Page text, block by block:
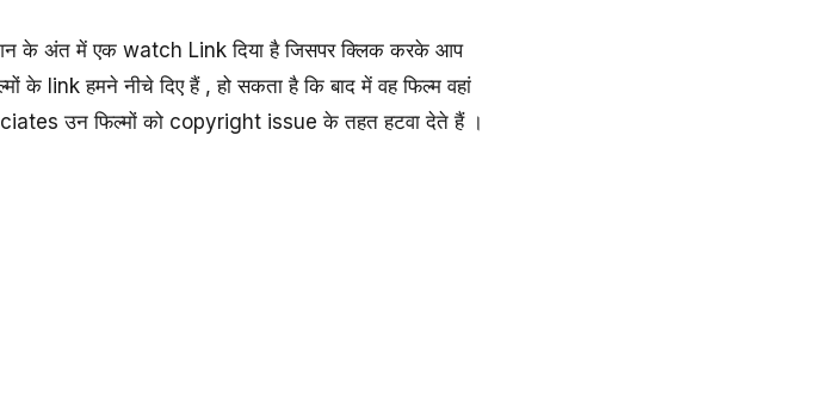
के अंत में एक watch Link दिया है जिसपर क्लिक करके आप
के link हमने नीचे दिए हैं , हो सकता है कि बाद में वह फिल्म वहां
उन फिल्मों को copyright issue के तहत हटवा देते हैं ।